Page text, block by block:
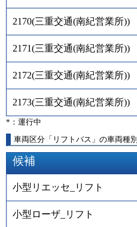
2170(三重交通(南紀営業所))
2171(三重交通(南紀営業所))
2172(三重交通(南紀営業所))
2173(三重交通(南紀営業所))
*：運行中
車両区分「リフトバス」の車両種別
候補
小型リエッセ_リフト
小型ローザ_リフト